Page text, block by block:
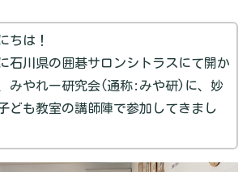
ちは！
石川県の囲碁サロンシトラスにて開か
みやれー研究会(通称:みや研)に、妙
ども教室の講師陣で参加してきまし